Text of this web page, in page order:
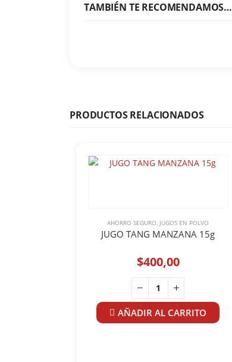
TAMBIÉN TE RECOMENDAMOS…
PRODUCTOS RELACIONADOS
AHORRO SEGURO JUGOS EN POLVO
JUGO TANG MANZANA 15g
$400,00
AÑADIR AL CARRITO